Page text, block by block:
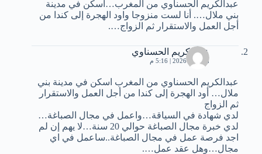
عبدالكريم الحسناوي من المغرب…اسكن في مدينة
بني ملال…. أنا لست منزوجا واود الهجرة إلى كندا من
أجل العمل والاستقرار ثم الزواج….
عبدالكريم الحسناوي
مايو 23, 2026 | 5:16 م
عبدالكريم الحسناوي من المغرب اسكن في مدينة بني
ملال… أود الهجرة إلى كندا من أجل العمل والاستقرار
ثم الزواج
لدي شهادة في السياقة…واعمل في مجال الصباغة…
لدي خبرة مجال الصباغة حوالي 20 سنة…لا يهم إن لم
اجد فرصة عمل في مجال الصباغة..ساعمل في اي
مجال…وهل عقد عمل….